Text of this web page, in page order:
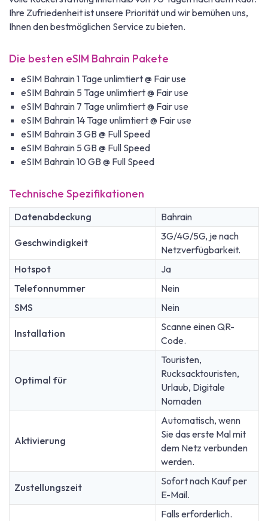
Ihre Zufriedenheit ist unsere Priorität und wir bemühen uns,
Ihnen den bestmöglichen Service zu bieten.
Die besten eSIM Bahrain Pakete
eSIM Bahrain 1 Tage unlimtiert @ Fair use
eSIM Bahrain 5 Tage unlimtiert @ Fair use
eSIM Bahrain 7 Tage unlimtiert @ Fair use
eSIM Bahrain 14 Tage unlimtiert @ Fair use
eSIM Bahrain 3 GB @ Full Speed
eSIM Bahrain 5 GB @ Full Speed
eSIM Bahrain 10 GB @ Full Speed
Technische Spezifikationen
Datenabdeckung Bahrain
Geschwindigkeit
3G/4G/5G, je nach
Netzverfügbarkeit.
Hotspot
Ja
Telefonnummer
Nein
SMS
Nein
Installation
Scanne einen QR-
Code.
Optimal für
Touristen,
Rucksacktouristen,
Urlaub, Digitale
Nomaden
Aktivierung
Automatisch, wenn
Sie das erste Mal mit
dem Netz verbunden
werden.
Zustellungszeit
Sofort nach Kauf per
E-Mail.
Falls erforderlich.